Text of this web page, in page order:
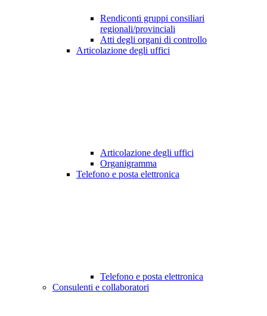
Rendiconti gruppi consiliari
regionali/provinciali
Atti degli organi di controllo
Articolazione degli uffici
Articolazione degli uffici
Organigramma
Telefono e posta elettronica
Telefono e posta elettronica
Consulenti e collaboratori